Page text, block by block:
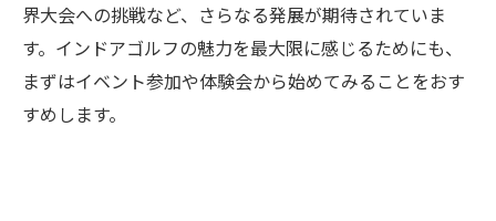
界大会への挑戦など、さらなる発展が期待されていま
す。インドアゴルフの魅力を最大限に感じるためにも、
まずはイベント参加や体験会から始めてみることをおす
すめします。